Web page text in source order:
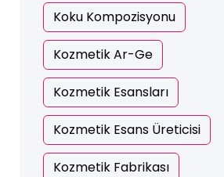
Koku Kompozisyonu
Kozmetik Ar-Ge
Kozmetik Esansları
Kozmetik Esans Üreticisi
Kozmetik Fabrikası